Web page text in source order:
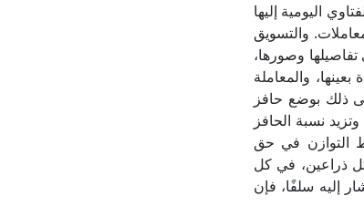
اليومية إليها
والتسويق
وصورها،
والمعاملة
ذلك بوضع حافز
نسبة الحافز
التوازن في حق
ذراعين، في كل
إليه سلفًا، فإن